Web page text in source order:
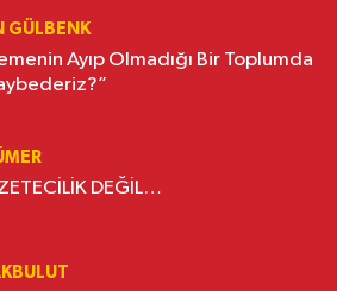
GÜLBENK
Ayıp Olmadığı Bir Toplumda
DEĞİL…